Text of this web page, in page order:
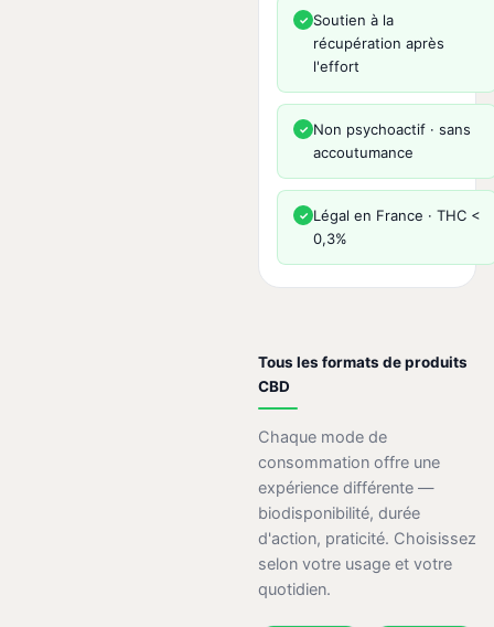
✓ Soutien à la
récupération après
l'effort
✓ Non psychoactif · sans
accoutumance
✓ Légal en France · THC <
0,3%
Tous les formats de produits
CBD
Chaque mode de
consommation offre une
expérience différente —
biodisponibilité, durée
d'action, praticité. Choisissez
selon votre usage et votre
quotidien.